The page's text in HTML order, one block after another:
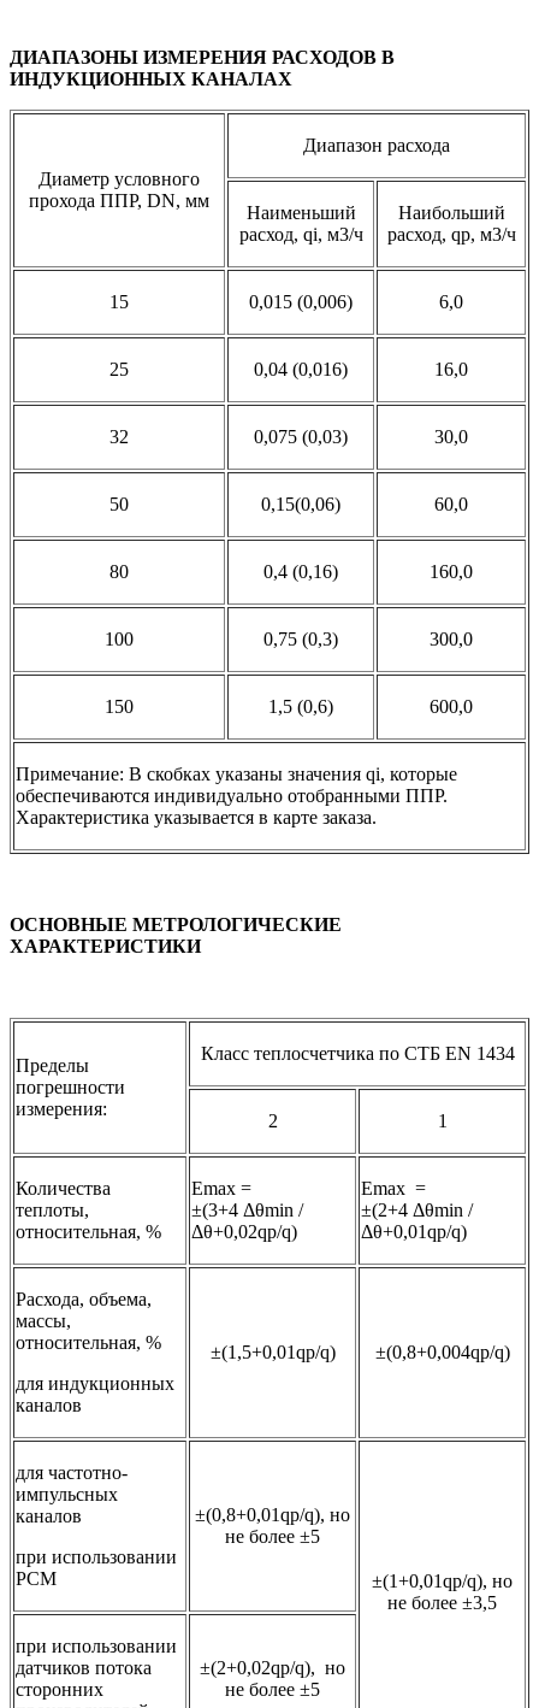
ДИАПАЗОНЫ ИЗМЕРЕНИЯ РАСХОДОВ В
ИНДУКЦИОННЫХ КАНАЛАХ
Диаметр условного
прохода ППР, DN, мм
Диапазон расхода
Наименьший
расход, qi, м3/ч
Наибольший
расход, qp, м3/ч
15 0,015 (0,006) 6,0
25 0,04 (0,016) 16,0
32 0,075 (0,03) 30,0
50 0,15(0,06) 60,0
80 0,4 (0,16) 160,0
100 0,75 (0,3) 300,0
150 1,5 (0,6) 600,0
Примечание: В скобках указаны значения qi, которые
обеспечиваются индивидуально отобранными ППР.
Характеристика указывается в карте заказа.
ОСНОВНЫЕ МЕТРОЛОГИЧЕСКИЕ
ХАРАКТЕРИСТИКИ
Пределы
погрешности
измерения:
Класс теплосчетчика по СТБ EN 1434
2 1
Количества
теплоты,
относительная, %
Emax =
±(3+4 Δθmin /
Δθ+0,02qp/q)
Emax =
±(2+4 Δθmin /
Δθ+0,01qp/q)
Расхода, объема,
массы,
относительная, %
для индукционных
каналов
±(1,5+0,01qp/q) ±(0,8+0,004qp/q)
для частотно-
импульсных
каналов
при использовании
РСМ
±(0,8+0,01qp/q), но
не более ±5
±(1+0,01qp/q), но
не более ±3,5
при использовании
датчиков потока
сторонних
±(2+0,02qp/q), но
не более ±5